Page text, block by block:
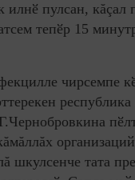
илнӗ пулсан,
тепӗр 15
чирсемпе
республика
шкулсенче тата